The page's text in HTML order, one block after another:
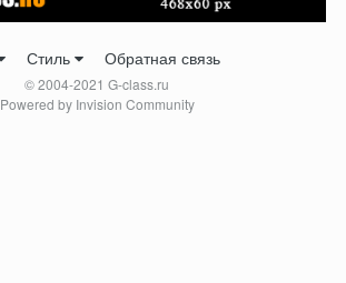
Стиль Обратная связь
© 2004-2021 G-class.ru
Powered by Invision Community